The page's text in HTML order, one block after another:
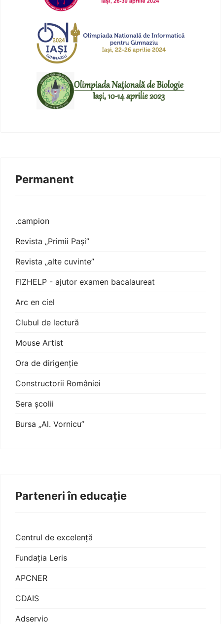
Permanent
.campion
Revista „Primii Pași”
Revista „alte cuvinte”
FIZHELP - ajutor examen bacalaureat
Arc en ciel
Clubul de lectură
Mouse Artist
Ora de dirigenție
Constructorii României
Sera școlii
Bursa „Al. Vornicu”
Parteneri în educație
Centrul de excelență
Fundația Leris
APCNER
CDAIS
Adservio